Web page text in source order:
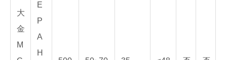
大
金
M
E
P
A
H